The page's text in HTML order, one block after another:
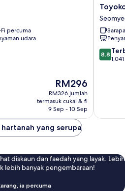
percuma
udara
Harga
ialah
RM296
RM296
RM326 jumlah
termasuk cukai & fi
9 Sep - 10 Sep
Toyoko
Inn
Busan
Seo-
myeon
8.8
8.8
yang serupa
diskaun dan faedah yang layak. Lebih
lebih banyak pengembaraan!
ia percuma